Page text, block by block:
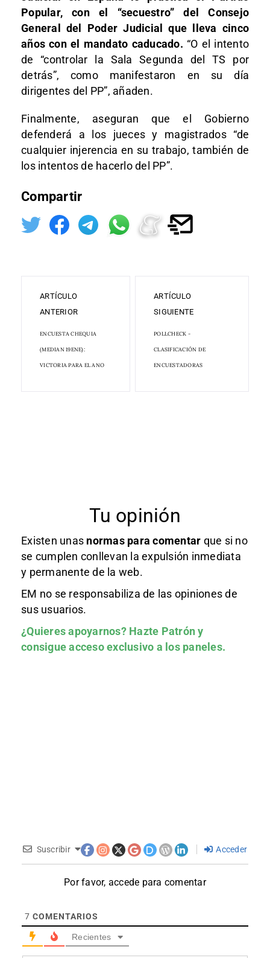
Popular, con el “secuestro” del Consejo
General del Poder Judicial que lleva cinco
años con el mandato caducado. “O el intento
de “controlar la Sala Segunda del TS por
detrás”, como manifestaron en su día
dirigentes del PP”, añaden.
Finalmente, aseguran que el Gobierno
defenderá a los jueces y magistrados “de
cualquier injerencia en su trabajo, también de
los intentos de hacerlo del PP”.
Compartir
ARTÍCULO
ANTERIOR
ENCUESTA CHEQUIA
(MEDIAN 19ENE):
VICTORIA PARA EL ANO
ARTÍCULO
SIGUIENTE
POLLCHECK -
CLASIFICACIÓN DE
ENCUESTADORAS
Tu opinión
Existen unas normas para comentar que si no
se cumplen conllevan la expulsión inmediata
y permanente de la web.
EM no se responsabiliza de las opiniones de
sus usuarios.
¿Quieres apoyarnos? Hazte Patróny
consigue acceso exclusivo a los paneles.
Suscribir Acceder
Por favor, accede para comentar
7 COMENTARIOS
Recientes